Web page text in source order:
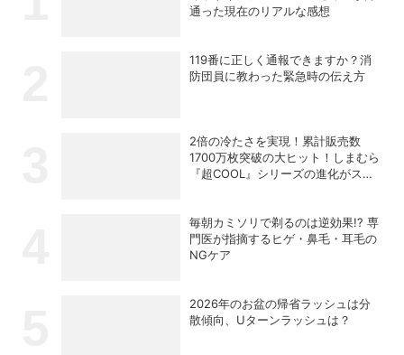
通った現在のリアルな感想
119番に正しく通報できますか？消
防団員に教わった緊急時の伝え方
2倍の冷たさを実現！累計販売数
1700万枚突破の大ヒット！しまむら
『超COOL』シリーズの進化がスゴ
毎朝カミソリで剃るのは逆効果!? 専
門医が指摘するヒゲ・鼻毛・耳毛の
NGケア
2026年のお盆の帰省ラッシュは分
散傾向、Uターンラッシュは？